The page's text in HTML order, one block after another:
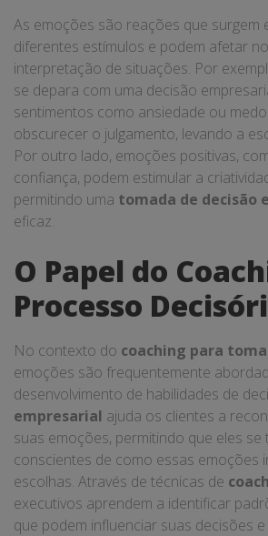
As emoções são reações que surgem
diferentes estímulos e podem afetar
interpretação de situações. Por
se depara com uma decisão
sentimentos como ansiedade ou
obscurecer o julgamento, levando a
Por outro lado, emoções positivas,
confiança, podem estimular a
permitindo uma tomada de decisão
eficaz.
O Papel do
Processo
No contexto do coaching para
emoções são frequentemente
desenvolvimento de habilidades de
empresarial ajuda os clientes a
suas emoções, permitindo que eles se
conscientes de como essas emoções
escolhas. Através de técnicas de
executivos aprendem a identificar
que podem influenciar suas decisões